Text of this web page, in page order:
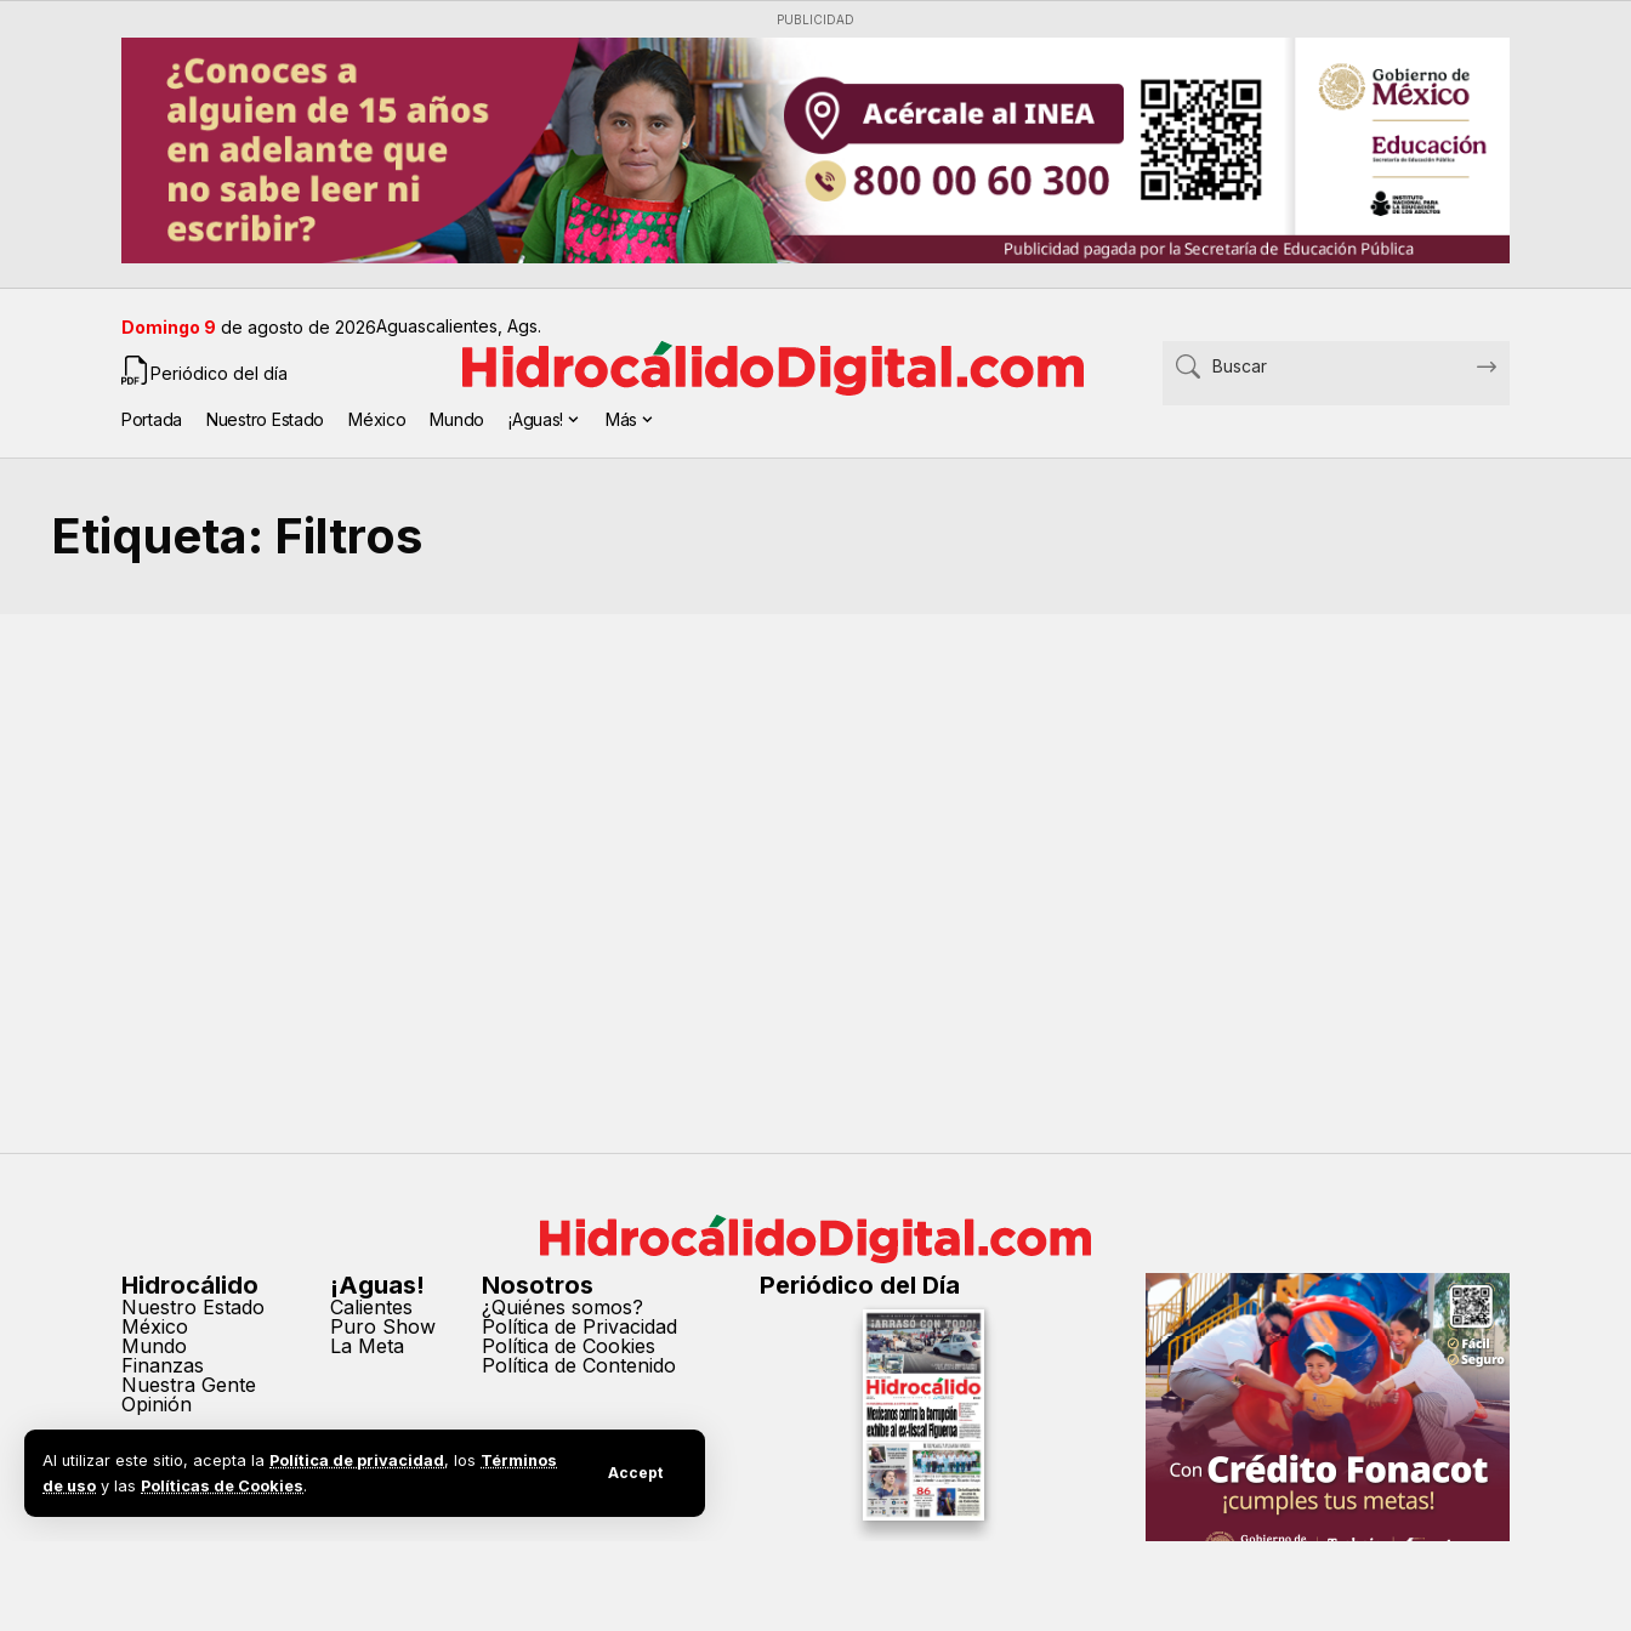
Al utilizar este sitio, acepta la Política de privacidad, los Términos
de uso y las Políticas de Cookies.
Accept
PUBLICIDAD
Domingo 9 de agosto de 2026Aguascalientes, Ags.
Periódico del día
Portada Nuestro Estado México Mundo ¡Aguas! Más
Etiqueta: Filtros
Hidrocálido
Nuestro Estado
México
Mundo
Finanzas
Nuestra Gente
Opinión
¡Aguas!
Calientes
Puro Show
La Meta
Nosotros
¿Quiénes somos?
Política de Privacidad
Política de Cookies
Política de Contenido
Periódico del Día